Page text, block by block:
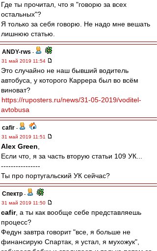
Где ты прочитал, что я "говорю за всех
остальных"?
Я только за себя говорю. Не надо мне вешать
лишнюю статью.
ANDY-rws -
31 май 2019 11:54
Это случайно не наш бывший водитель
автобуса, у которого Каррера был во всём
виноват?
https://ruposters.ru/news/31-05-2019/voditel-
avtobusa
cafir -
31 май 2019 11:51
Alex Green
Если что, я за часть вторую статьи 109 УК...
----------------
Ты про португальский УК сейчас?
Спектр -
31 май 2019 11:50
cafir, а ты как вообще себе представляешь
процесс?
Федун завтра говорит "все, я больше не
финансирую Спартак, я устал, я мухожук",